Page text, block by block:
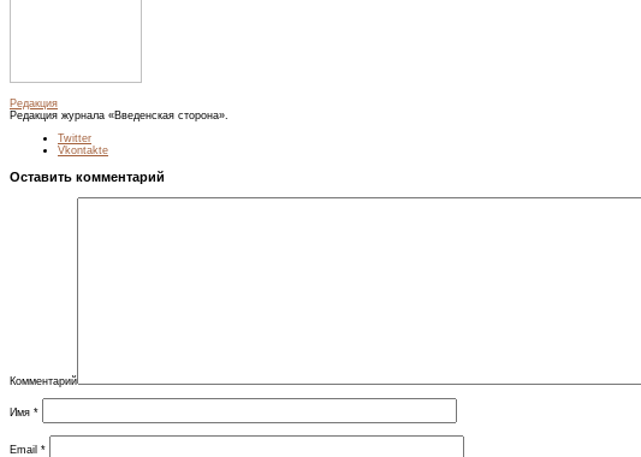
Редакция
Редакция журнала «Введенская сторона».
Twitter
Vkontakte
Оставить комментарий
Комментарий
Имя *
Email *